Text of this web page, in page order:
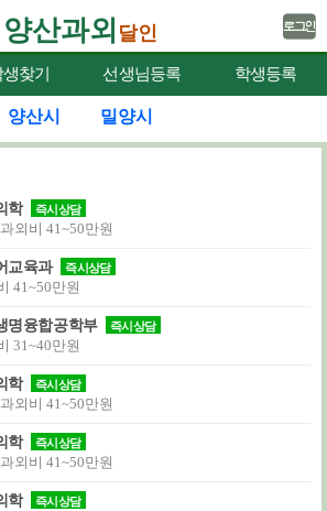
양산과외 달인
찾기 선생님등록 학생등록
양산시 밀양시
학 즉시상담
외비 41~50만원
교육과 즉시상담
41~50만원
명융합공학부 즉시상담
31~40만원
학 즉시상담
외비 41~50만원
학 즉시상담
외비 41~50만원
학 즉시상담